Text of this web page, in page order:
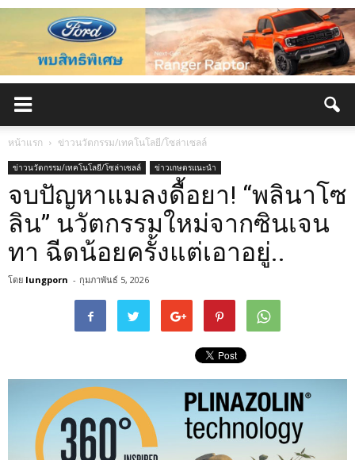
หน้าแรก ข่าวนวัตกรรม/เทคโนโลยี/โซล่าเซลล์
ข่าวนวัตกรรม/เทคโนโลยี/โซล่าเซลล์ ข่าวเกษตรแนะนำ
จบปัญหาแมลงดื้อยา! “พลินาโซ
ลิน” นวัตกรรมใหม่จากซินเจน
ทา ฉีดน้อยครั้งแต่เอาอยู่..
โดย lungporn - กุมภาพันธ์ 5, 2026